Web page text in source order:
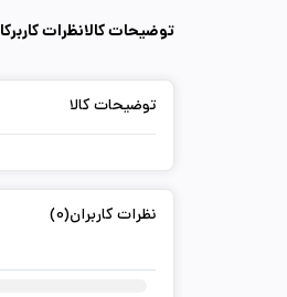
توضیحات کالانظرات کاربر
توضیحات کالا
نظرات کاربران(0)